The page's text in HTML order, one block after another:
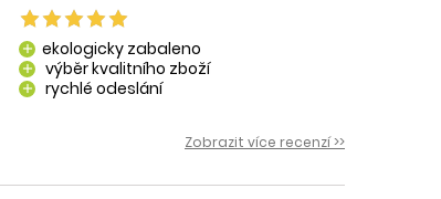
add ekologicky zabaleno
add výběr kvalitního zboží
add rychlé odeslání
Zobrazit více recenzí >>